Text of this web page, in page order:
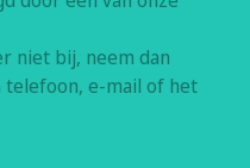
niet bij, neem dan
telefoon, e-mail of het